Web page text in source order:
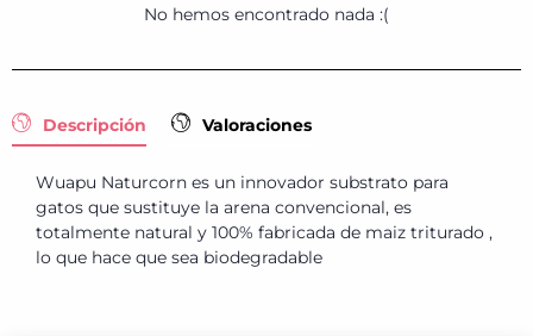
No hemos encontrado nada :(
Descripción Valoraciones
Wuapu Naturcorn es un innovador substrato para
gatos que sustituye la arena convencional, es
totalmente natural y 100% fabricada de maiz triturado ,
lo que hace que sea biodegradable